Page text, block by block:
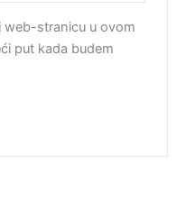
web-stranicu u ovom
put kada budem